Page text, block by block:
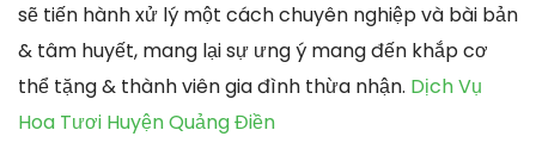
sẽ tiến hành xử lý một cách chuyên nghiệp và bài bản
& tâm huyết, mang lại sự ưng ý mang đến khắp cơ
thể tặng & thành viên gia đình thừa nhận. Dịch Vụ
Hoa Tươi Huyện Quảng Điền